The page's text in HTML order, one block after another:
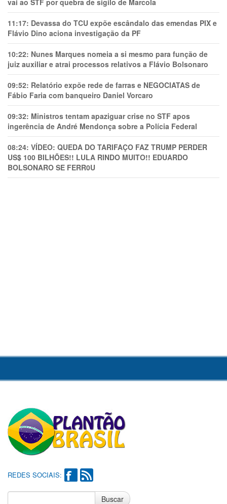
vai ao STF por quebra de sigilo de Marcola
11:17: Devassa do TCU expõe escândalo das emendas PIX e
Flávio Dino aciona investigação da PF
10:22: Nunes Marques nomeia a si mesmo para função de
juiz auxiliar e atrai processos relativos a Flávio Bolsonaro
09:52: Relatório expõe rede de farras e NEGOCIATAS de
Fábio Faria com banqueiro Daniel Vorcaro
09:32: Ministros tentam apaziguar crise no STF apos
ingerência de André Mendonça sobre a Polícia Federal
08:24: VÍDEO: QUEDA DO TARIFAÇO FAZ TRUMP PERDER
US$ 100 BILHÕES!! LULA RINDO MUITO!! EDUARDO
BOLSONARO SE FERR0U
REDES SOCIAIS:
Buscar